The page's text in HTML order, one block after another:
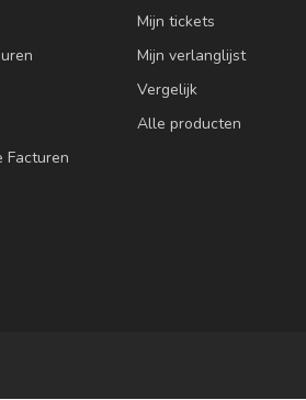
Facturen
Mijn tickets
Mijn verlanglijst
Vergelijk
Alle producten